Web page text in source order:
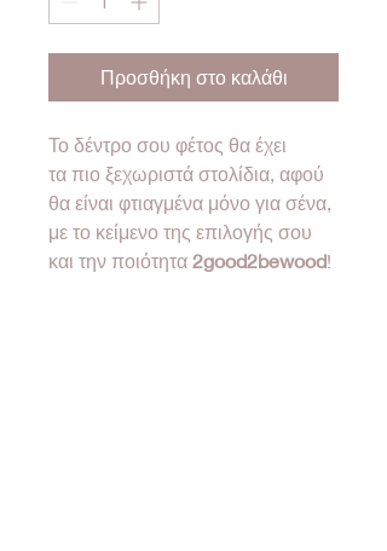
Προσθήκη στο καλάθι
Το δέντρο σου φέτος θα έχει
τα πιο ξεχωριστά στολίδια, αφού
θα είναι φτιαγμένα μόνο για σένα,
με το κείμενο της επιλογής σου
και την ποιότητα 2good2bewood!